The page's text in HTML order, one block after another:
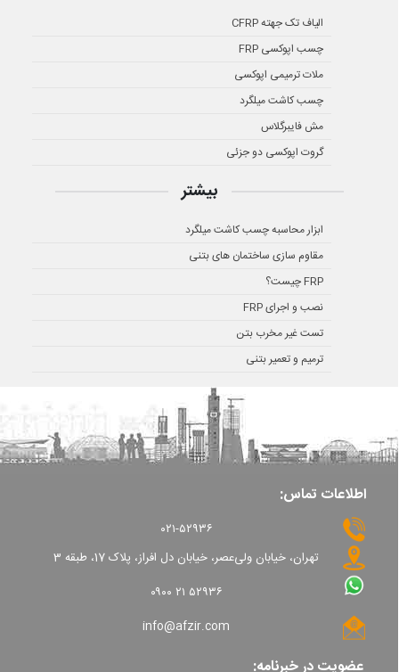
الیاف تک جهته CFRP
چسب اپوکسی FRP
ملات ترمیمی اپوکسی
چسب کاشت میلگرد
مش فایبرگلاس
گروت اپوکسی دو جزئی
بیشتر
ابزار محاسبه چسب کاشت میلگرد
مقاوم سازی ساختمان های بتنی
FRP چیست؟
نصب و اجرای FRP
تست غیر مخرب بتن
ترمیم و تعمیر بتنی
اطلاعات تماس:
۰۲۱-۵۲۹۳۶
تهران، خیابان ولی‌عصر، خیابان دل افراز، پلاک 17، طبقه 3
۰۹۰۰ ۲۱ ۵۲۹۳۶
info@afzir.com
عضویت در خبرنامه: